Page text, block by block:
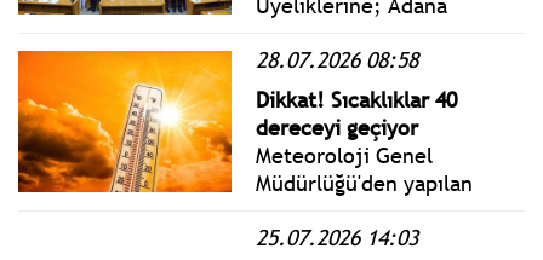
Bulut, Malatya Milletvekili
Veli Ağbaba, İstanbul
Milletvekili Turan Taşkın
Özer, Ordu Milletvekili
Seyit Torun ve İstanbul
Milletvekili Özgür Karabat
seçildi.
28.07.2026 08:58
Dikkat! Sıcaklıklar 40
dereceyi geçiyor
Meteoroloji Genel
Müdürlüğü'den yapılan
Marmara’nın güneybatısı,
25.07.2026 14:03